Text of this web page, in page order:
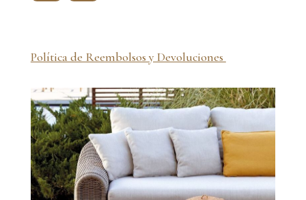
Política de Reembolsos y Devoluciones